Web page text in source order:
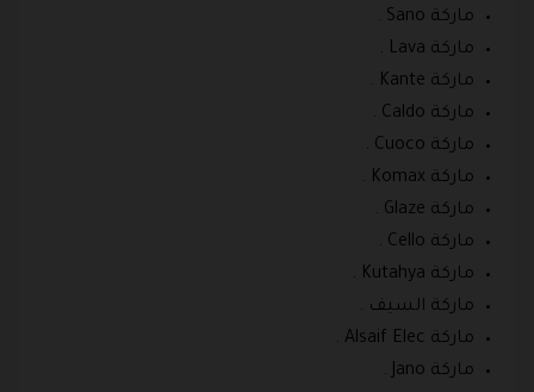
ماركة Sano .
ماركة Lava .
ماركة Kante .
ماركة Caldo .
ماركة Cuoco .
ماركة Komax .
ماركة Glaze .
ماركة Cello .
ماركة Kutahya .
ماركة السيف .
ماركة Alsaif Elec .
ماركة Jano .